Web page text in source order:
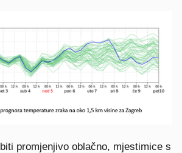
promjenjivo oblačno, mjestimice s